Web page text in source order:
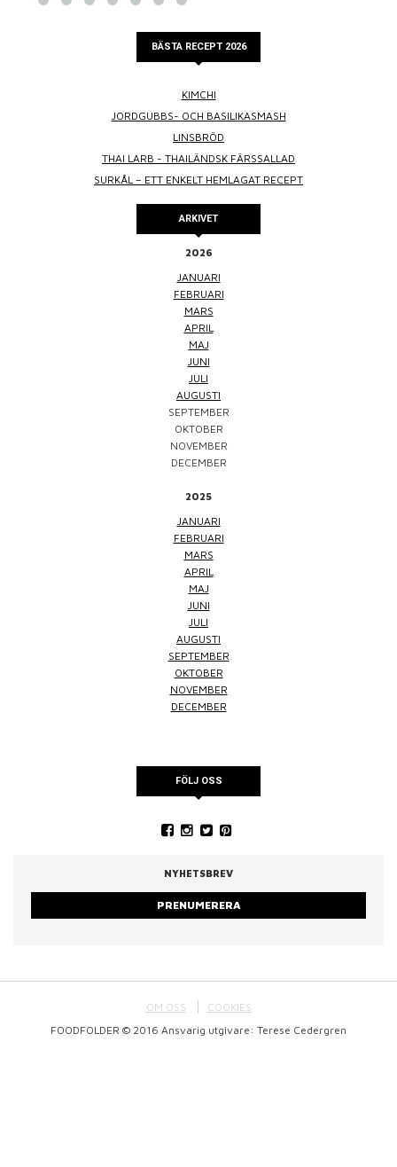
BÄSTA RECEPT 2026
KIMCHI
JORDGUBBS- OCH BASILIKASMASH
LINSBRÖD
THAI LARB - THAILÄNDSK FÄRSSALLAD
SURKÅL – ETT ENKELT HEMLAGAT RECEPT
ARKIVET
2026
JANUARI
FEBRUARI
MARS
APRIL
MAJ
JUNI
JULI
AUGUSTI
SEPTEMBER
OKTOBER
NOVEMBER
DECEMBER
2025
JANUARI
FEBRUARI
MARS
APRIL
MAJ
JUNI
JULI
AUGUSTI
SEPTEMBER
OKTOBER
NOVEMBER
DECEMBER
FÖLJ OSS
NYHETSBREV
PRENUMERERA
OM OSS
COOKIES
FOODFOLDER © 2016 Ansvarig utgivare: Terese Cedergren